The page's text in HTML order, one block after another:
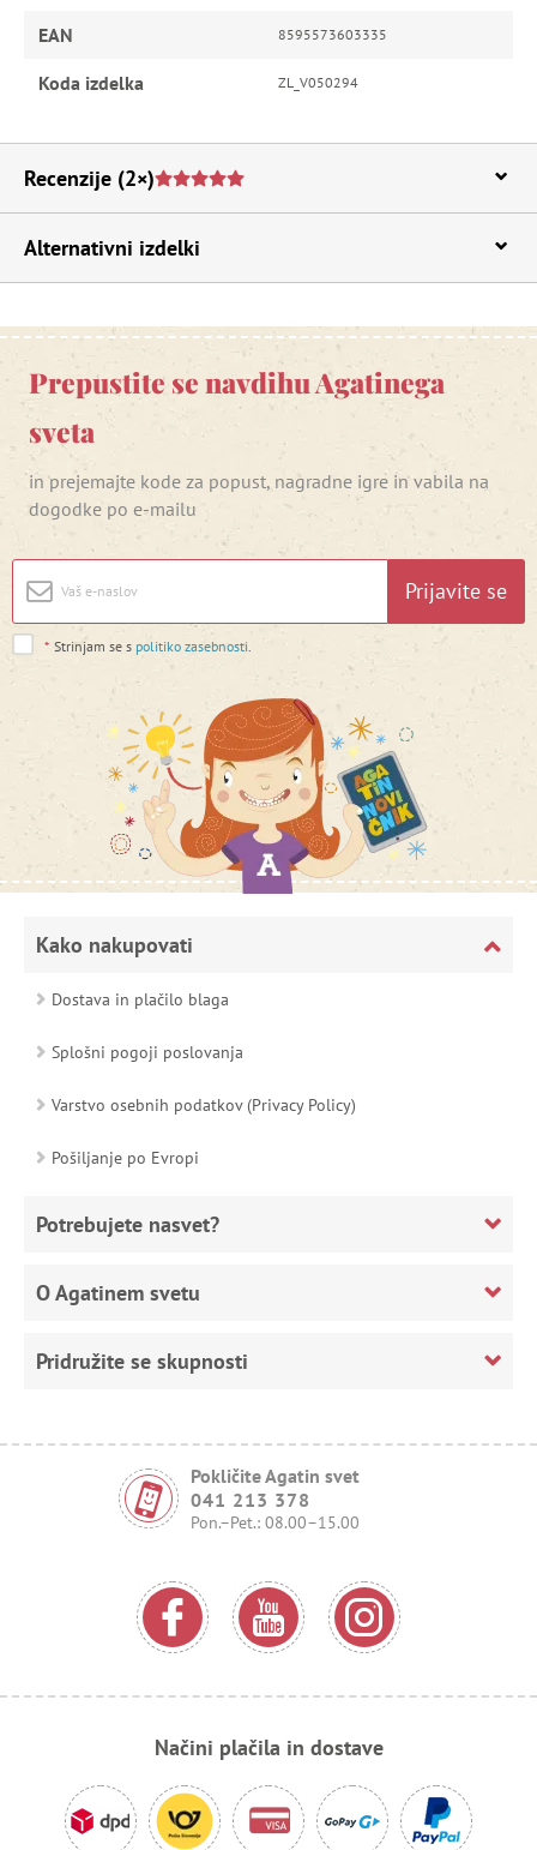
EAN 8595573603335
Koda izdelka ZL_V050294
Recenzije (2×)
Alternativni izdelki
Prepustite se navdihu Agatinega
sveta
in prejemajte kode za popust, nagradne igre in vabila na
dogodke po e-mailu
Prijavite se
* Strinjam se s politiko zasebnosti
Kako nakupovati
Dostava in plačilo blaga
Splošni pogoji poslovanja
Varstvo osebnih podatkov (Privacy Policy)
Pošiljanje po Evropi
Potrebujete nasvet?
O Agatinem svetu
Pridružite se skupnosti
Pokličite Agatin svet
041 213 378
Pon.–Pet.: 08.00–15.00
Načini plačila in dostave